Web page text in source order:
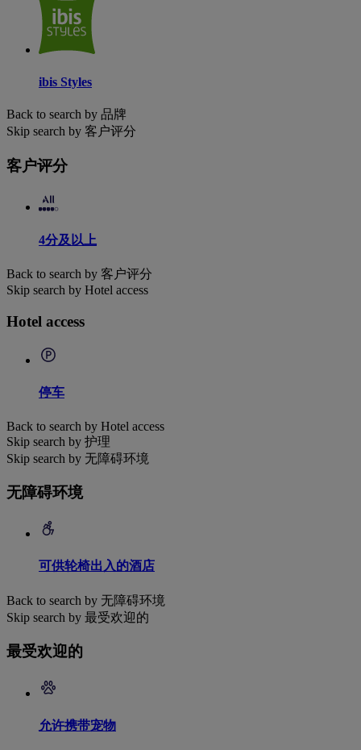
ibis Styles
Back to search by 品牌
Skip search by 客户评分
客户评分
4分及以上
Back to search by 客户评分
Skip search by Hotel access
Hotel access
停车
Back to search by Hotel access
Skip search by 护理
Skip search by 无障碍环境
无障碍环境
可供轮椅出入的酒店
Back to search by 无障碍环境
Skip search by 最受欢迎的
最受欢迎的
允许携带宠物